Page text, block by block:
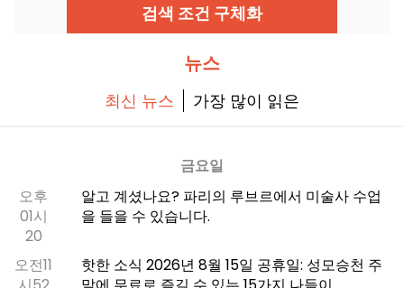
검색 조건 구체화
뉴스
최신 뉴스 가장 많이 읽은
금요일
오후
01시
20
알고 계셨나요? 파리의 루브르에서 미술사 수업
을 들을 수 있습니다.
오전11
핫한 소식 2026년 8월 15일 공휴일: 성모승천 주